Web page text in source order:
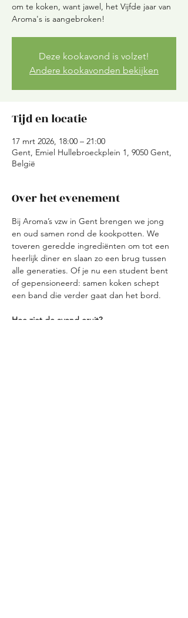
om te koken, want jawel, het Vijfde jaar van
Aroma's is aangebroken!
Deze kookavond is volzet!
Andere kookavonden bekijken
Tijd en locatie
17 mrt 2026, 18:00 – 21:00
Gent, Emiel Hullebroeckplein 1, 9050 Gent,
België
Over het evenement
Bij Aroma’s vzw in Gent brengen we jong
en oud samen rond de kookpotten. We
toveren geredde ingrediënten om tot een
heerlijk diner en slaan zo een brug tussen
alle generaties. Of je nu een student bent
of gepensioneerd: samen koken schept
een band die verder gaat dan het bord.
Hoe ziet de avond eruit?